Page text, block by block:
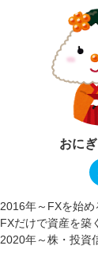
おに
2016年～FXを始め
FXだけで資産を築
2020年～株・投資